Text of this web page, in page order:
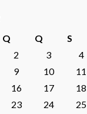
Q Q S
2 3 4
9 10 11
16 17 18
23 24 25